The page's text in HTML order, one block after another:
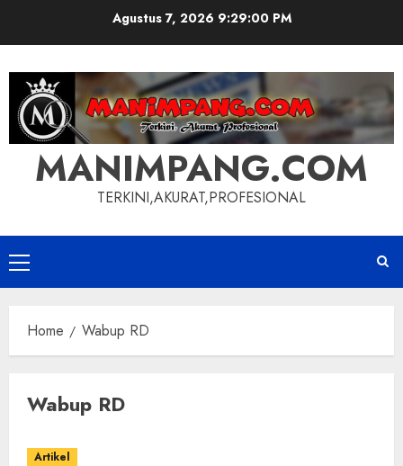
Agustus 7, 2026 9:29:00 PM
MANIMPANG.COM
TERKINI,AKURAT,PROFESIONAL
Primary
Menu
Home Wabup RD
Wabup RD
Artikel